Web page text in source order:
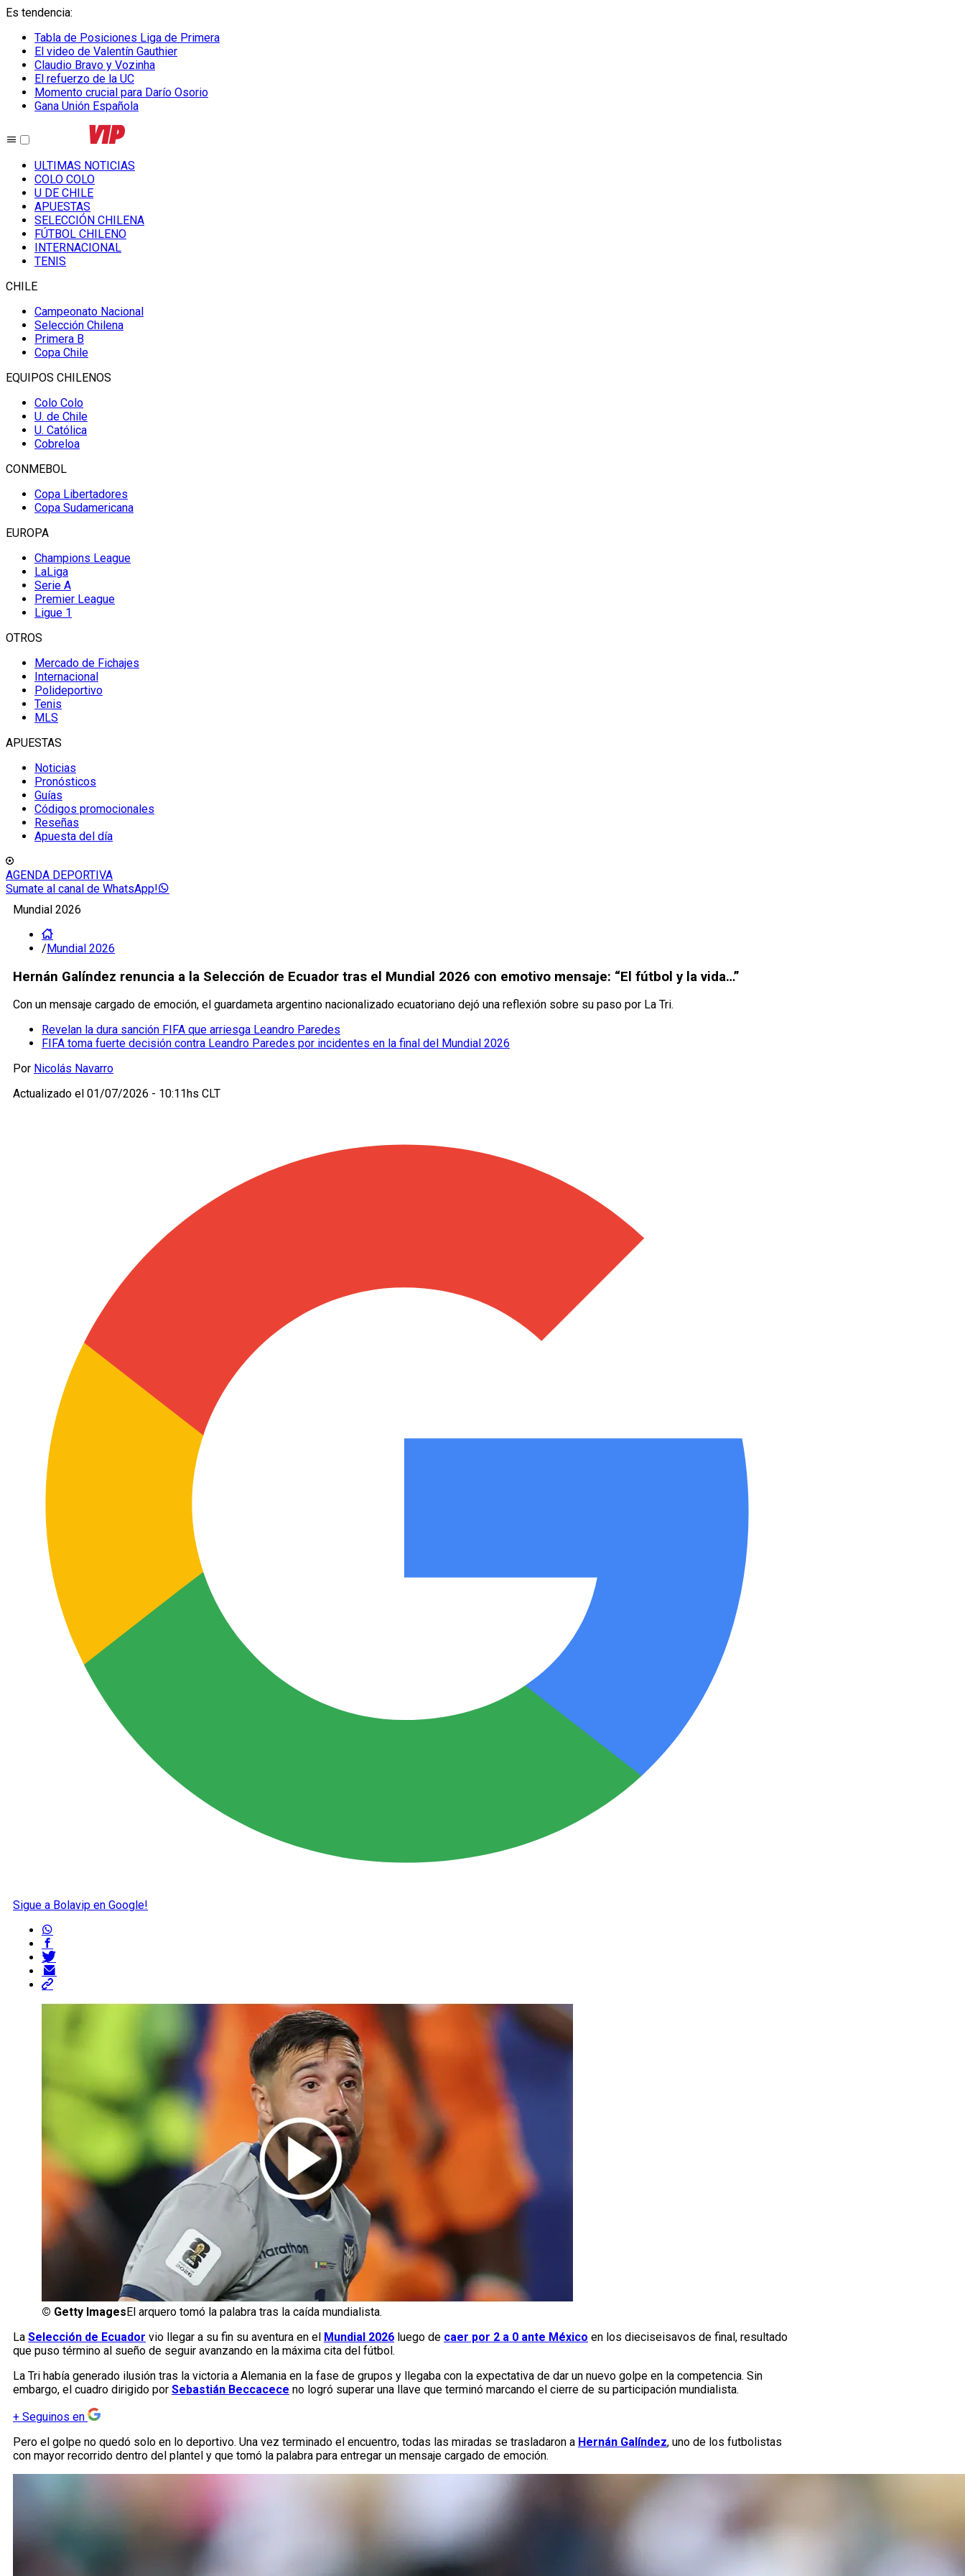
Es tendencia:
Tabla de Posiciones Liga de Primera
El video de Valentín Gauthier
Claudio Bravo y Vozinha
El refuerzo de la UC
Momento crucial para Darío Osorio
Gana Unión Española
ULTIMAS NOTICIAS
COLO COLO
U DE CHILE
APUESTAS
SELECCIÓN CHILENA
FÚTBOL CHILENO
INTERNACIONAL
TENIS
CHILE
Campeonato Nacional
Selección Chilena
Primera B
Copa Chile
EQUIPOS CHILENOS
Colo Colo
U. de Chile
U. Católica
Cobreloa
CONMEBOL
Copa Libertadores
Copa Sudamericana
EUROPA
Champions League
LaLiga
Serie A
Premier League
Ligue 1
OTROS
Mercado de Fichajes
Internacional
Polideportivo
Tenis
MLS
APUESTAS
Noticias
Pronósticos
Guías
Códigos promocionales
Reseñas
Apuesta del día
AGENDA DEPORTIVA
Sumate al canal de WhatsApp!
Mundial 2026
/Mundial 2026
Hernán Galíndez renuncia a la Selección de Ecuador tras el Mundial 2026 con emotivo mensaje: “El fútbol y la vida…”
Con un mensaje cargado de emoción, el guardameta argentino nacionalizado ecuatoriano dejó una reflexión sobre su paso por La Tri.
Revelan la dura sanción FIFA que arriesga Leandro Paredes
FIFA toma fuerte decisión contra Leandro Paredes por incidentes en la final del Mundial 2026
Por Nicolás Navarro
Actualizado el 01/07/2026 - 10:11hs CLT
Sigue a Bolavip en Google!
© Getty Images El arquero tomó la palabra tras la caída mundialista.
La Selección de Ecuador vio llegar a su fin su aventura en el Mundial 2026 luego de caer por 2 a 0 ante México en los dieciseisavos de final, resultado
que puso término al sueño de seguir avanzando en la máxima cita del fútbol.
La Tri había generado ilusión tras la victoria a Alemania en la fase de grupos y llegaba con la expectativa de dar un nuevo golpe en la competencia. Sin
embargo, el cuadro dirigido por Sebastián Beccacece no logró superar una llave que terminó marcando el cierre de su participación mundialista.
+ Seguinos en
Pero el golpe no quedó solo en lo deportivo. Una vez terminado el encuentro, todas las miradas se trasladaron a Hernán Galíndez, uno de los futbolistas
con mayor recorrido dentro del plantel y que tomó la palabra para entregar un mensaje cargado de emoción.